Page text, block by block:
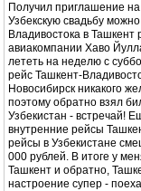
Получил приглашение
Узбекскую свадьбу
Владивостока в
авиакомпании Хаво
лететь на неделю с
рейс Ташкент-
Новосибирск никакого
поэтому обратно взял
Узбекистан - встречай!
внутренние рейсы
рейсы в Узбекистане
000 рублей. В итоге у
Ташкент и обратно,
настроение супер -